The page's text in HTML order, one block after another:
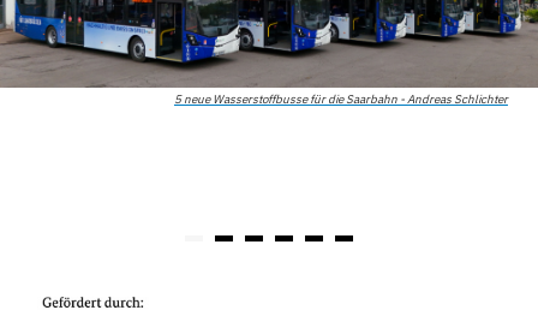
5 neue Wasserstoffbusse für die Saarbahn - Andreas Schlichter